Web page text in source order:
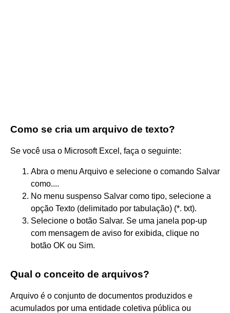
Como se cria um arquivo de texto?
Se você usa o Microsoft Excel, faça o seguinte:
Abra o menu Arquivo e selecione o comando Salvar
como....
No menu suspenso Salvar como tipo, selecione a
opção Texto (delimitado por tabulação) (*. txt).
Selecione o botão Salvar. Se uma janela pop-up
com mensagem de aviso for exibida, clique no
botão OK ou Sim.
Qual o conceito de arquivos?
Arquivo é o conjunto de documentos produzidos e
acumulados por uma entidade coletiva pública ou